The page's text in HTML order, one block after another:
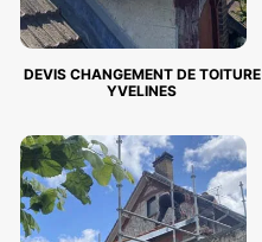
DEVIS CHANGEMENT DE TOITURE
YVELINES